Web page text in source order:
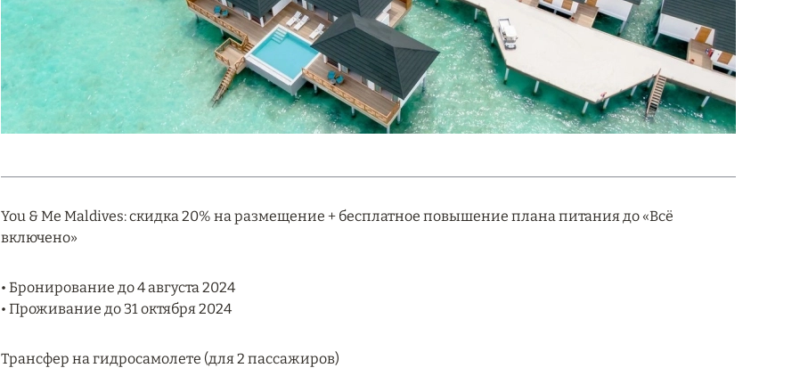
You & Me Maldives: скидка 20% на размещение + бесплатное повышение плана питания до «Всё
включено»
• Бронирование до 4 августа 2024
• Проживание до 31 октября 2024
Трансфер на гидросамолете (для 2 пассажиров)